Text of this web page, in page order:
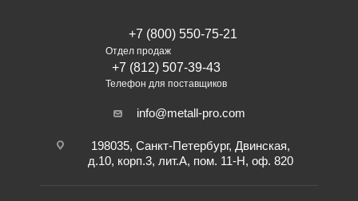
+7 (800) 550-75-21
Отдел продаж
+7 (812) 507-39-43
Телефон для поставщиков
info@metall-pro.com
198035, Санкт-Петербург, Двинская,
д.10, корп.3, лит.А, пом. 11-Н, оф. 820